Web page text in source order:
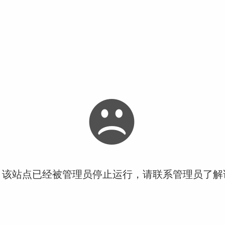
站点已经被管理员停止运行，请联系管理员了